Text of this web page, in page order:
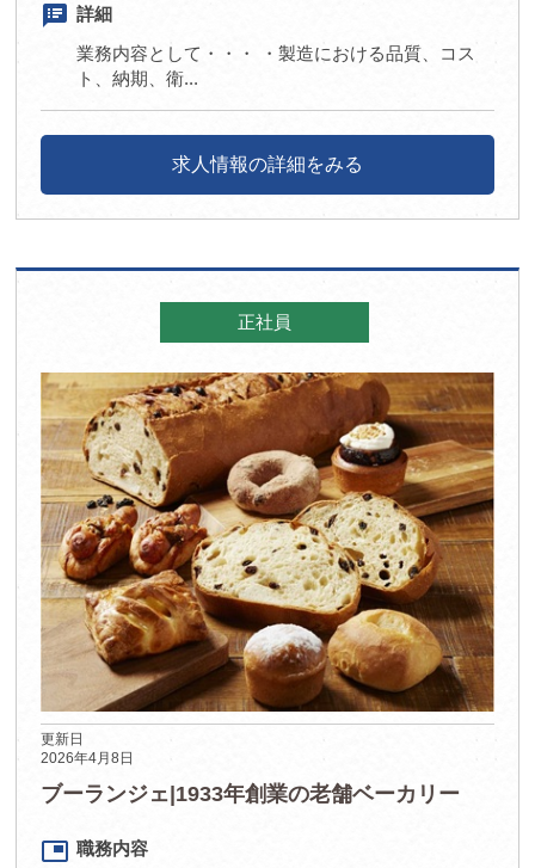
speaker_notes 詳細
業務内容として・・・ ・製造における品質、コス
ト、納期、衛...
求人情報の詳細をみる
正社員
更新日
2026年4月8日
ブーランジェ|1933年創業の老舗ベーカリー
picture_in_picture 職務内容